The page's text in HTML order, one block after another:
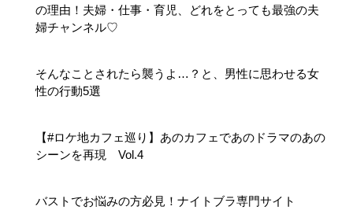
の理由！夫婦・仕事・育児、どれをとっても最強の夫
婦チャンネル♡
そんなことされたら襲うよ…？と、男性に思わせる女
性の行動5選
【#ロケ地カフェ巡り】あのカフェであのドラマのあの
シーンを再現 Vol.4
バストでお悩みの方必見！ナイトブラ専門サイト